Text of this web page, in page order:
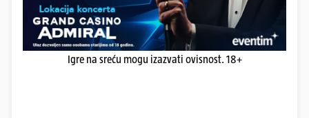
Igre na sreću mogu izazvati ovisnost. 18+